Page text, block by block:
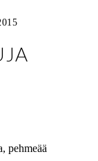
pehmeää